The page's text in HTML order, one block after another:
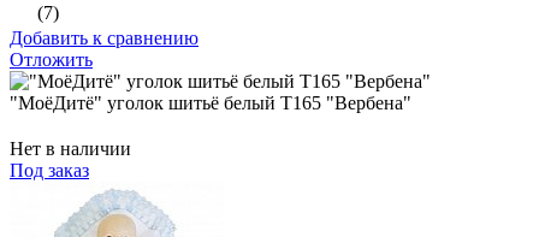
(7)
Добавить к сравнению
Отложить
"МоёДитё" уголок шитьё белый Т165 "Вербена"
Нет в наличии
Под заказ